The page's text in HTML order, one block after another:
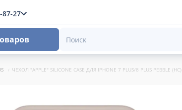
87-27
ЧЕХОЛ "APPLE" SILICONE CASE ДЛЯ IPHONE 7 PLUS/8 PLUS PEBBLE (HC)